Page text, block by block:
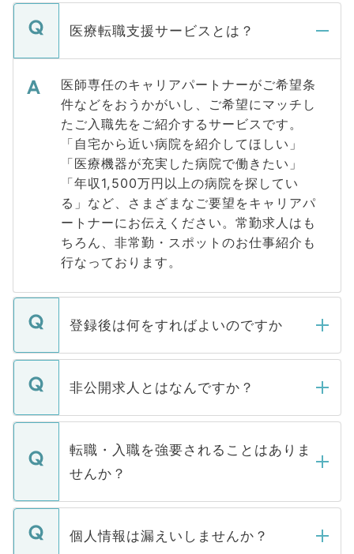
医療転職支援サービスとは？
医師専任のキャリアパートナーがご希望条
件などをおうかがいし、ご希望にマッチし
たご入職先をご紹介するサービスです。
「自宅から近い病院を紹介してほしい」
「医療機器が充実した病院で働きたい」
「年収1,500万円以上の病院を探してい
る」など、さまざまなご要望をキャリアパ
ートナーにお伝えください。常勤求人はも
ちろん、非常勤・スポットのお仕事紹介も
行なっております。
登録後は何をすればよいのですか
ご登録いただきましたら、弊社担当者がご
登録内容を確認し、その後メールもしくは
ます。通常、5営業日以内にはご連絡をせて
いただきますので、しばらくお待ちくださ
非公開求人とはなんですか？
マイナビDOCTORで取り扱っている求人の
うち約3割は、Webサイトからご覧いただ
けない「非公開求人」です。非公開求人は
下記の理由によって、一般には公開してい
ません。
■応募殺到を避けるため 人気のある医療機
転職・入職を強要されることはありま
せんか？
転職・入職を強要することは一切ありませ
ん。また、仮に応募先から内定をいただい
個人情報は漏えいしませんか？